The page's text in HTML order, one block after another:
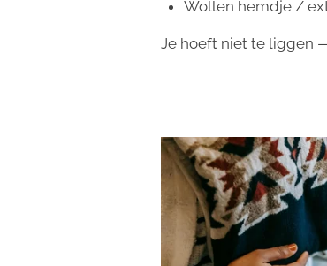
Wollen hemdje /
Je hoeft niet te liggen